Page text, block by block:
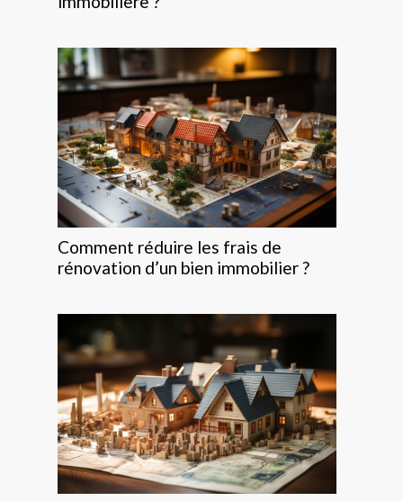
Comment réduire les frais de
rénovation d’un bien immobilier ?